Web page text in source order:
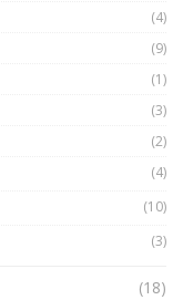
chiến | Phổ cập
(4)
(9)
(1)
(3)
(2)
(4)
(10)
(3)
(18)